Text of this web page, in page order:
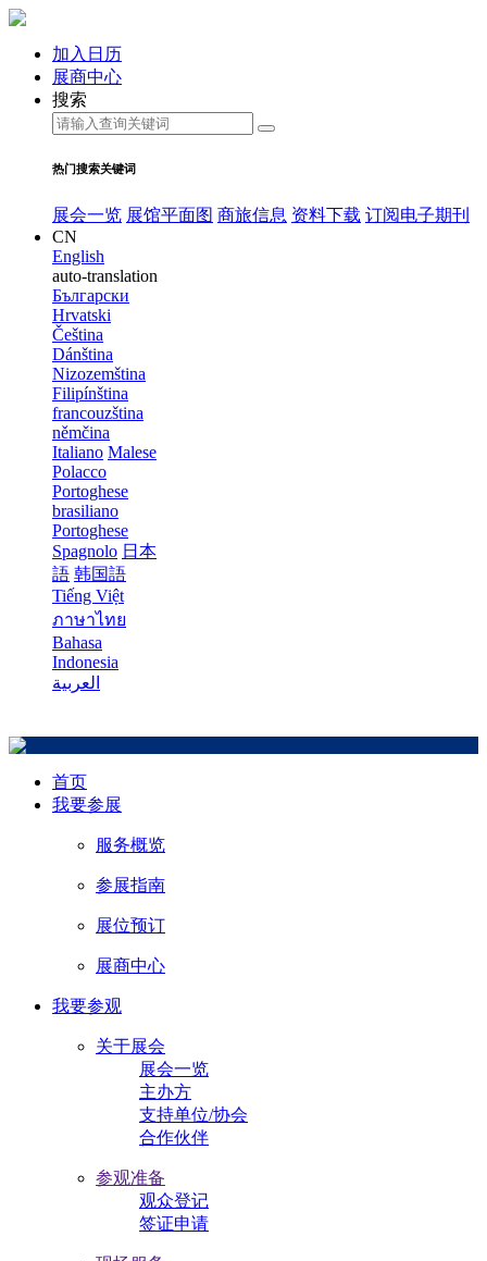
加入日历
展商中心
搜索
热门搜索关键词
展会一览 展馆平面图 商旅信息 资料下载 订阅电子期刊
CN
English
auto-translation
Български
Hrvatski
Čeština
Dánština
Nizozemština
Filipínština
francouzština
němčina
Italiano Malese
Polacco
Portoghese
brasiliano
Portoghese
Spagnolo 日本
語 韩国語
Tiếng Việt
ภาษาไทย
Bahasa
Indonesia
العربية
首页
我要参展
服务概览
参展指南
展位预订
展商中心
我要参观
关于展会
展会一览
主办方
支持单位/协会
合作伙伴
参观准备
观众登记
签证申请